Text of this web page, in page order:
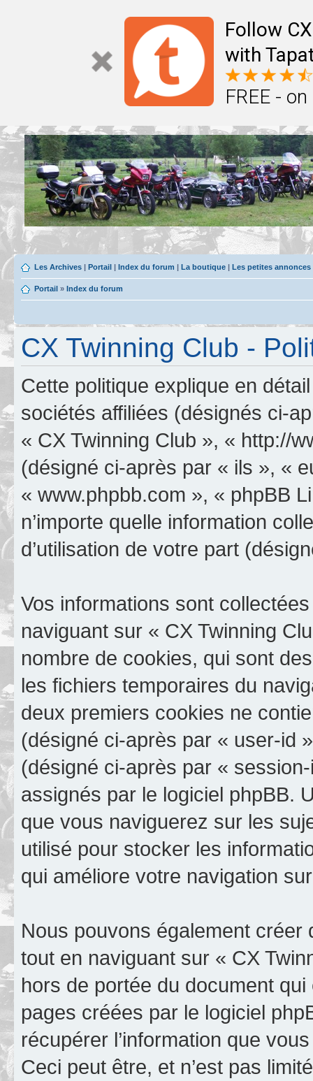
Follow
with
FREE -
Les Archives | Portail | Index du forum | La boutique | Les petites
Portail » Index du forum
CX Twinning Club -
Cette politique explique en
sociétés affiliées (désignés ci-
« CX Twinning Club », « http://
(désigné ci-après par « ils », «
« www.phpbb.com », « phpBB
n’importe quelle information
d’utilisation de votre part
Vos informations sont
naviguant sur « CX Twinning
nombre de cookies, qui sont
les fichiers temporaires du
deux premiers cookies ne
(désigné ci-après par « user-id
(désigné ci-après par «
assignés par le logiciel phpBB.
que vous naviguerez sur les
utilisé pour stocker les
qui améliore votre navigation
Nous pouvons également
tout en naviguant sur « CX
hors de portée du document
pages créées par le logiciel
récupérer l’information que
Ceci peut être, et n’est pas